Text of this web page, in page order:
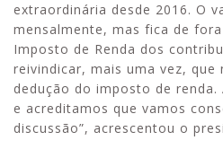
extraordinária desde 2016. O
mensalmente, mas fica de
Imposto de Renda dos
reivindicar, mais uma vez, que
dedução do imposto de
e acreditamos que vamos
discussão”, acrescentou o